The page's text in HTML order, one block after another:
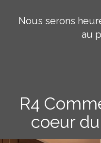
Nous serons
au
R4
coeur